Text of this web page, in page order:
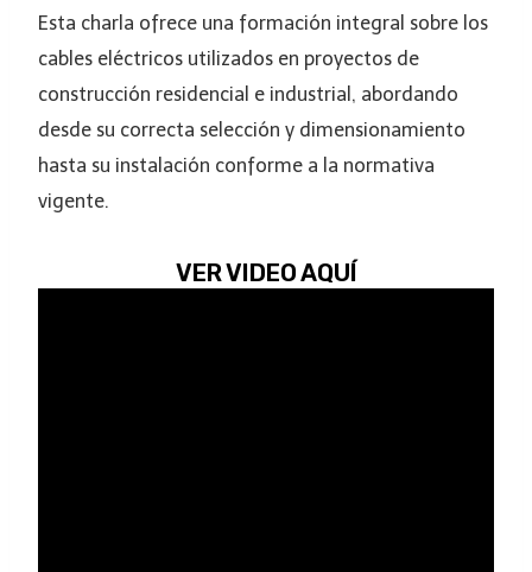
Esta charla ofrece una formación integral sobre los
cables eléctricos utilizados en proyectos de
construcción residencial e industrial, abordando
desde su correcta selección y dimensionamiento
hasta su instalación conforme a la normativa
vigente.
VER VIDEO AQUÍ